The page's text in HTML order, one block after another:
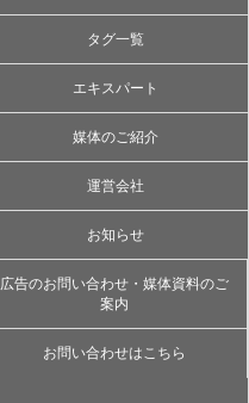
タグ一覧
エキスパート
媒体のご紹介
運営会社
お知らせ
広告のお問い合わせ・媒体資料のご
案内
お問い合わせはこちら